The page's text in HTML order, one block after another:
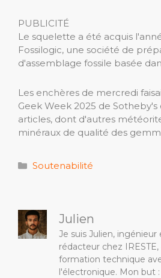
PUBLICITÉ
Le squelette a été acquis
Fossilogic, une société de
d'assemblage fossile basée
Les enchères de mercredi
Geek Week 2025 de
articles, dont d'autres
minéraux de qualité des
Catégories
Soutenabilité
Julien
Je suis Julien,
rédacteur chez
formation technique
l'électronique. Mon but